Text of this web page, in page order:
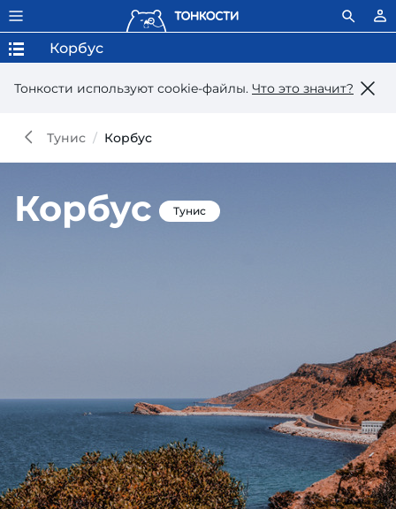
Тонкости используют сookie-файлы. Что это значит?
Корбус
Тунис Корбус
Корбус Тунис